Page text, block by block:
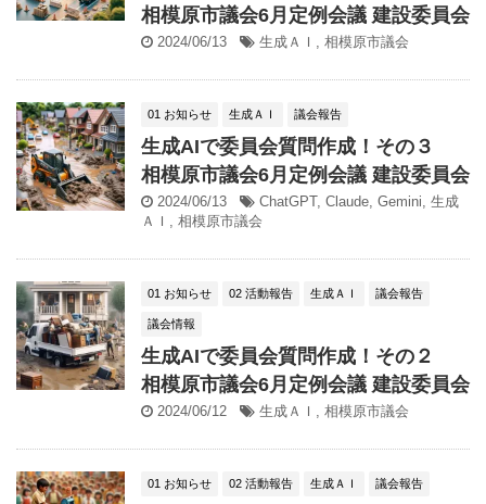
相模原市議会6月定例会議 建設委員会
2024/06/13 生成ＡＩ , 相模原市議会
01 お知らせ 生成ＡＩ 議会報告
生成AIで委員会質問作成！その３
相模原市議会6月定例会議 建設委員会
2024/06/13 ChatGPT, Claude, Gemini, 生成
ＡＩ , 相模原市議会
01 お知らせ 02 活動報告 生成ＡＩ 議会報告
議会情報
生成AIで委員会質問作成！その２
相模原市議会6月定例会議 建設委員会
2024/06/12 生成ＡＩ , 相模原市議会
01 お知らせ 02 活動報告 生成ＡＩ 議会報告